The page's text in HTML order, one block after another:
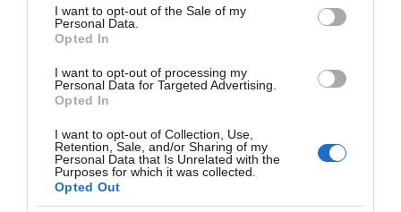
consent section.
I want to opt-out of the Sale of my
Personal Data.
Opted In
I want to opt-out of processing my
Personal Data for Targeted Advertising.
Opted In
I want to opt-out of Collection, Use,
Retention, Sale, and/or Sharing of my
Personal Data that Is Unrelated with the
Purposes for which it was collected.
Opted Out
Μύκονος: Τροχαίο δυστύχημα με θύμα
25χρονο δικυκλιστή – Η μηχανή του
συγκρούστηκε με ΙΧ
Λάκης Χαλκιάς: Πλήθος κόσμου στο
Αθηνών – Συντετριμμένη η σύζυγός του
Αλέκα (φωτογραφίες)